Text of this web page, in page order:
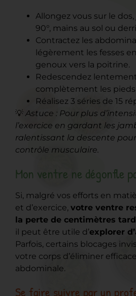
Allongez vous sur le
90°, mains au sol ou
Contractez les
légèrement les fesses
genoux vers la poitrine.
Redescendez
complètement les pieds
Réalisez 3 séries de 15
💡Astuce : Pour plus
l’exercice en gardant les
ralentissant la descente
contrôle musculaire.
Mon ventre ne dégonfle
Si, malgré vos efforts en
et d’exercice, votre ventre
la perte de centimètres
il peut être utile d’explorer
Parfois, certains blocages
votre corps d’éliminer
abdominale.
Se faire suivre par un